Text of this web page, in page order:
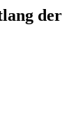
der